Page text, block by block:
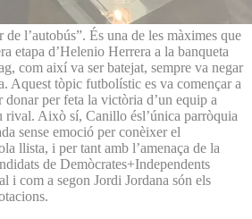
de l’autobús”. És una de les màximes que
etapa d’Helenio Herrera a la banqueta
com així va ser batejat, sempre va negar
Aquest tòpic futbolístic es va començar a
per feta la victòria d’un equip a
rival. Això sí, Canillo ésl’única parròquia
sense emoció per conèixer el
llista, i per tant amb l’amenaça de la
de Demòcrates+Independents
i com a segon Jordi Jordana són els